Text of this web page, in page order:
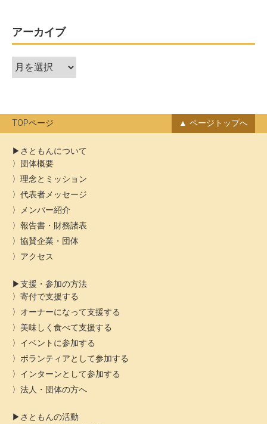
ビ
ゲ
ー
ン
アーカイブ
ア
ー
ブ
TOPページ ページトップへ
さともんについて
団体概要
理念とミッション
代表者メッセージ
メンバー紹介
報告書・財務諸表
協賛企業・団体
アクセス
支援・参加の方法
寄付で支援する
オーナーになって支援する
美味しく食べて支援する
イベントに参加する
ボランティアとして参加する
インターンとして参加する
法人・団体の方へ
さともんの活動